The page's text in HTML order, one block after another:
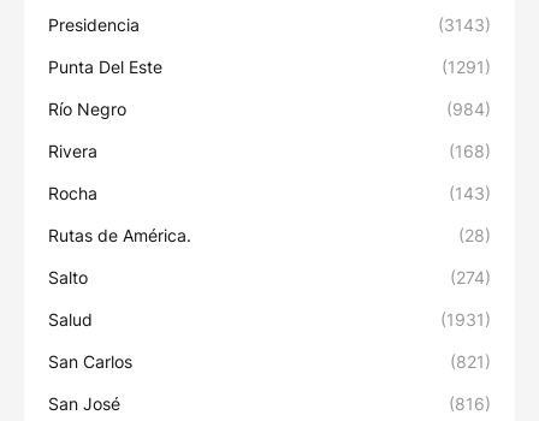
Presidencia (3143)
Punta Del Este (1291)
Río Negro (984)
Rivera (168)
Rocha (143)
Rutas de América. (28)
Salto (274)
Salud (1931)
San Carlos (821)
San José (816)